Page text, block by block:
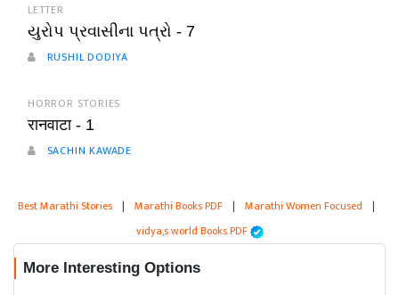
LETTER
યુરોપ પ્રવાસીના પત્રો - 7
RUSHIL DODIYA
HORROR STORIES
रानवाटा - 1
SACHIN KAWADE
Best Marathi Stories | Marathi Books PDF | Marathi Women Focused |
vidya,s world Books PDF
More Interesting Options